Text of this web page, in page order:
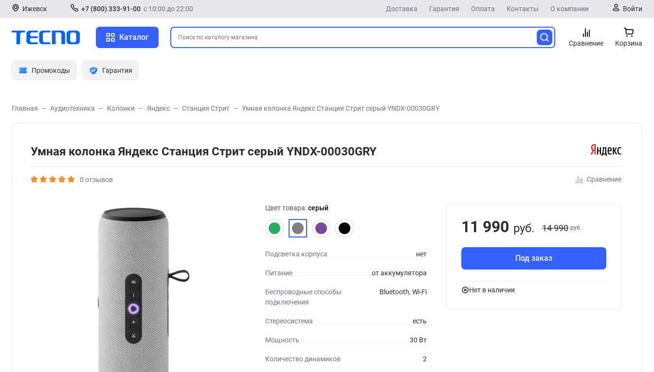
Ижевск +7 (800) 333-91-00 с 10:00 до 22:00 Доставка Гарантия Оплата Контакты О компании Войти
Каталог
Сравнение Корзина
Промокоды Гарантия
Главная Аудиотехника Колонки Яндекс Станция Стрит Умная колонка Яндекс Станция Стрит серый YNDX-00030GRY
Умная колонка Яндекс Станция Стрит серый YNDX-00030GRY
0 отзывов Сравнение
Цвет товара:серый
Подсветка корпуса нет
Питание от аккумулятора
Беспроводные способы
подключения
Bluetooth, Wi-Fi
Стереосистема есть
Мощность 30 Вт
Количество динамиков 2
11 990 руб. 14 990 руб.
Под заказ
Нет в наличии